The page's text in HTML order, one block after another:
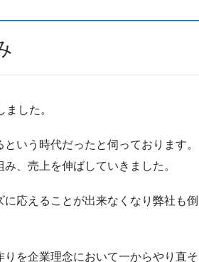
した。
いう時代だったと伺っております。
、売上を伸ばしていきました。
応えることが出来なくなり弊社も倒
を企業理念において一からやり直そ